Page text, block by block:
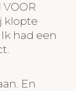
klopte
had een
En